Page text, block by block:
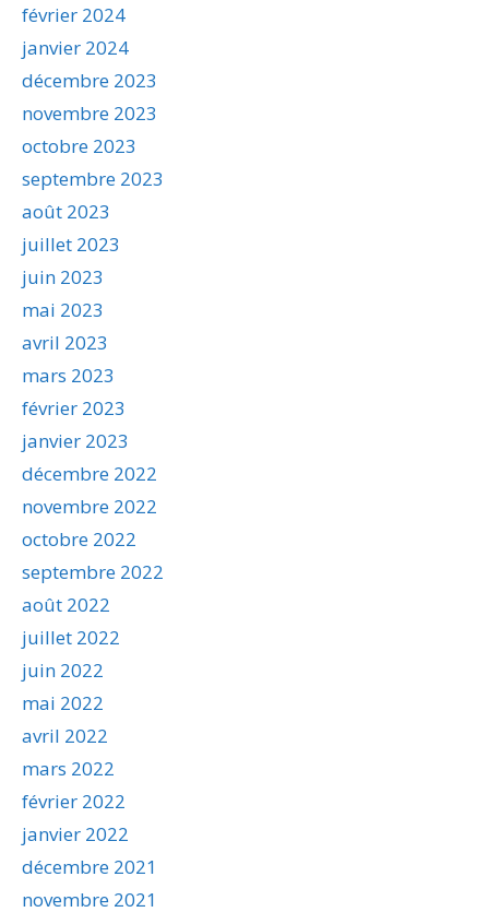
février 2024
janvier 2024
décembre 2023
novembre 2023
octobre 2023
septembre 2023
août 2023
juillet 2023
juin 2023
mai 2023
avril 2023
mars 2023
février 2023
janvier 2023
décembre 2022
novembre 2022
octobre 2022
septembre 2022
août 2022
juillet 2022
juin 2022
mai 2022
avril 2022
mars 2022
février 2022
janvier 2022
décembre 2021
novembre 2021